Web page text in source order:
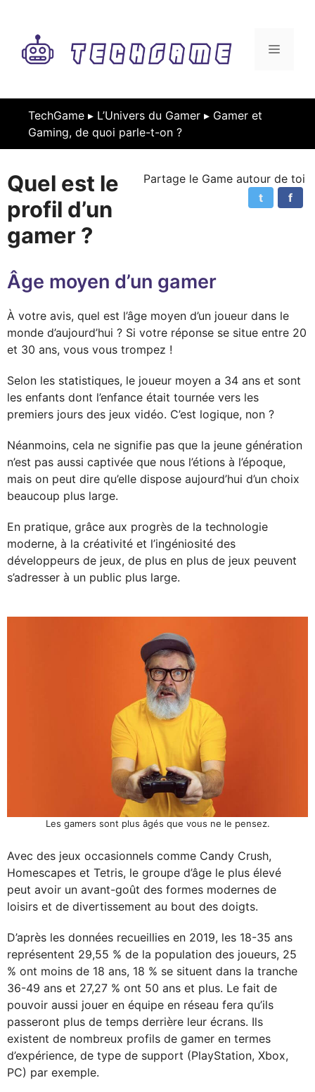
contenu
MENU
TechGame ▸ L’Univers du Gamer ▸ Gamer et
Gaming, de quoi parle-t-on ?
Partage le Game autour de toi
f
t
Quel est le
profil d’un
gamer ?
Âge moyen d’un gamer
À votre avis, quel est l’âge moyen d’un joueur dans le
monde d’aujourd’hui ? Si votre réponse se situe entre 20
et 30 ans, vous vous trompez !
Selon les statistiques, le joueur moyen a 34 ans et sont
les enfants dont l’enfance était tournée vers les
premiers jours des jeux vidéo. C’est logique, non ?
Néanmoins, cela ne signifie pas que la jeune génération
n’est pas aussi captivée que nous l’étions à l’époque,
mais on peut dire qu’elle dispose aujourd’hui d’un choix
beaucoup plus large.
En pratique, grâce aux progrès de la technologie
moderne, à la créativité et l’ingéniosité des
développeurs de jeux, de plus en plus de jeux peuvent
s’adresser à un public plus large.
Les gamers sont plus âgés que vous ne le pensez.
Avec des jeux occasionnels comme Candy Crush,
Homescapes et Tetris, le groupe d’âge le plus élevé
peut avoir un avant-goût des formes modernes de
loisirs et de divertissement au bout des doigts.
D’après les données recueillies en 2019, les 18-35 ans
représentent 29,55 % de la population des joueurs, 25
% ont moins de 18 ans, 18 % se situent dans la tranche
36-49 ans et 27,27 % ont 50 ans et plus. Le fait de
pouvoir aussi jouer en équipe en réseau fera qu’ils
passeront plus de temps derrière leur écrans. Ils
existent de nombreux profils de gamer en termes
d’expérience, de type de support (PlayStation, Xbox,
PC) par exemple.